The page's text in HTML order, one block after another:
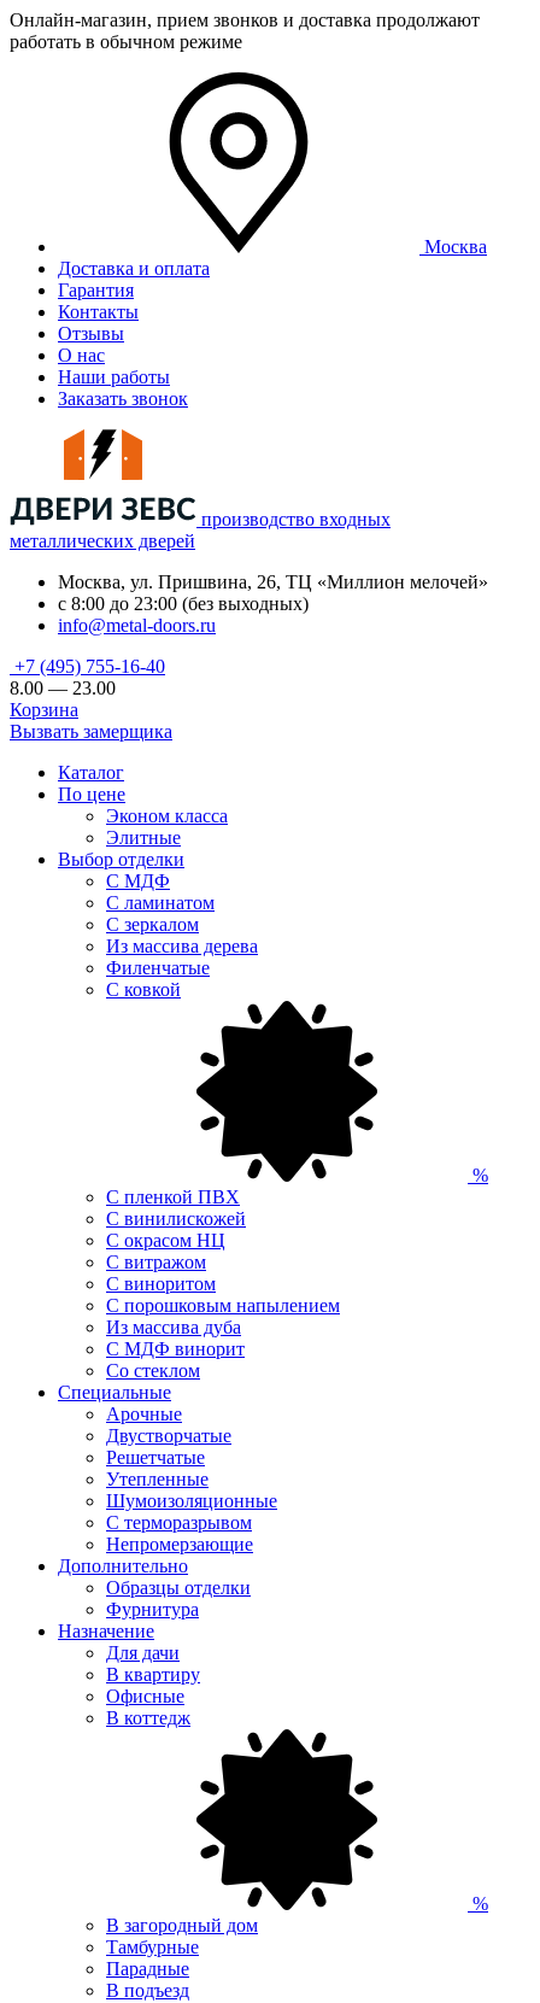
Онлайн-магазин, прием звонков и доставка продолжают
работать в обычном режиме
Москва
Доставка и оплата
Гарантия
Контакты
Отзывы
О нас
Наши работы
Заказать звонок
производство входных
металлических дверей
Москва, ул. Пришвина, 26, ТЦ «Миллион мелочей»
с 8:00 до 23:00 (без выходных)
info@metal-doors.ru
+7 (495) 755-16-40
8.00 — 23.00
Корзина
Вызвать замерщика
Каталог
По цене
Эконом класса
Элитные
Выбор отделки
С МДФ
С ламинатом
С зеркалом
Из массива дерева
Филенчатые
С ковкой
%
С пленкой ПВХ
С винилискожей
С окрасом НЦ
С витражом
С виноритом
С порошковым напылением
Из массива дуба
С МДФ винорит
Со стеклом
Специальные
Арочные
Двустворчатые
Решетчатые
Утепленные
Шумоизоляционные
С терморазрывом
Непромерзающие
Дополнительно
Образцы отделки
Фурнитура
Назначение
Для дачи
В квартиру
Офисные
В коттедж
%
В загородный дом
Тамбурные
Парадные
В подъезд